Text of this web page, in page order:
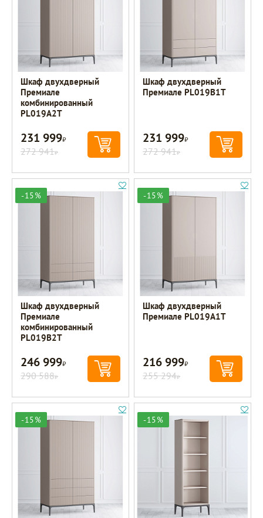
Шкаф двухдверный
Премиале
комбинированный
PL019A2T
231 999Р
272 941Р
Шкаф двухдверный
Премиале PL019B1T
231 999Р
272 941Р
-15%
Шкаф двухдверный
Премиале
комбинированный
PL019B2T
246 999Р
290 588Р
-15%
Шкаф двухдверный
Премиале PL019A1T
216 999Р
255 294Р
-15% -15%